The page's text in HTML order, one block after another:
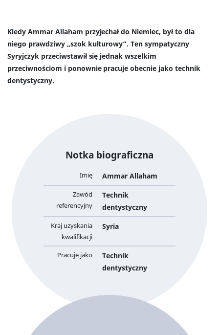
Kiedy Ammar Allaham przyjechał do Niemiec, był to dla
niego prawdziwy „szok kulturowy”. Ten sympatyczny
Syryjczyk przeciwstawił się jednak wszelkim
przeciwnościom i ponownie pracuje obecnie jako technik
dentystyczny.
Notka biograficzna
Imię Ammar Allaham
Zawód
referencyjny
Technik
dentystyczny
Kraj uzyskania
kwalifikacji
Syria
Pracuje jako
Technik
dentystyczny